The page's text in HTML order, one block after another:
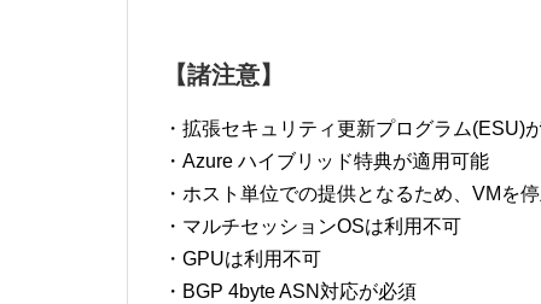
【諸注意】
・拡張セキュリティ更新プログラム(ESU)
・Azure ハイブリッド特典が適用可能
・ホスト単位での提供となるため、VMを
・マルチセッションOSは利用不可
・GPUは利用不可
・BGP 4byte ASN対応が必須